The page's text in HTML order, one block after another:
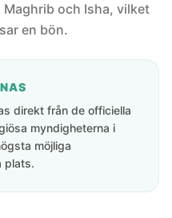
Maghrib och Isha, vilket
en bön.
direkt från de officiella
myndigheterna i
möjliga
plats.